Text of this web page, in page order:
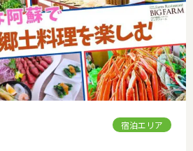
宿泊エリア